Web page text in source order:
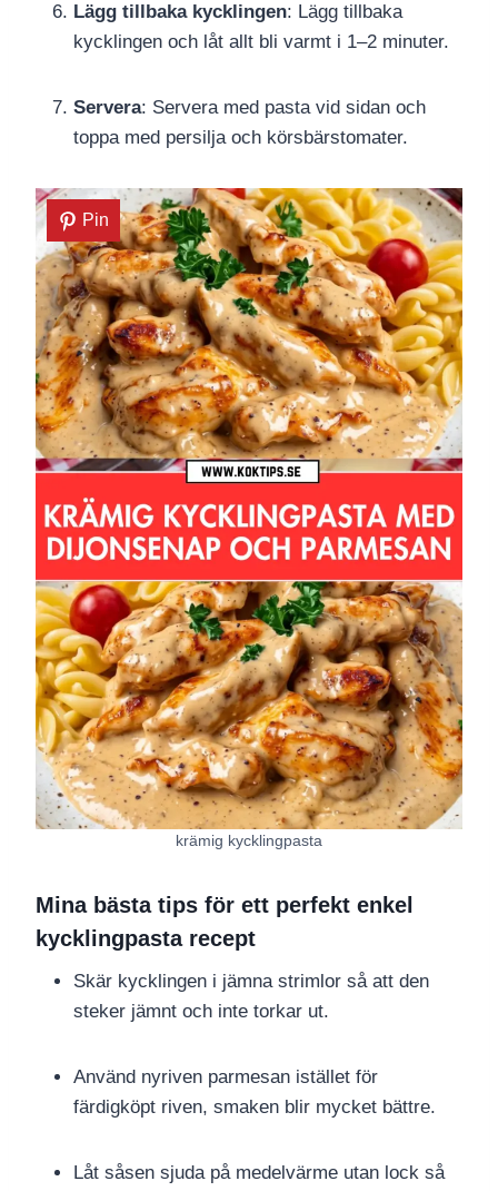
Lägg tillbaka kycklingen: Lägg tillbaka
kycklingen och låt allt bli varmt i 1–2 minuter.
Servera: Servera med pasta vid sidan och
toppa med persilja och körsbärstomater.
Pin
krämig kycklingpasta
Mina bästa tips för ett perfekt enkel
kycklingpasta recept
Skär kycklingen i jämna strimlor så att den
steker jämnt och inte torkar ut.
Använd nyriven parmesan istället för
färdigköpt riven, smaken blir mycket bättre.
Låt såsen sjuda på medelvärme utan lock så